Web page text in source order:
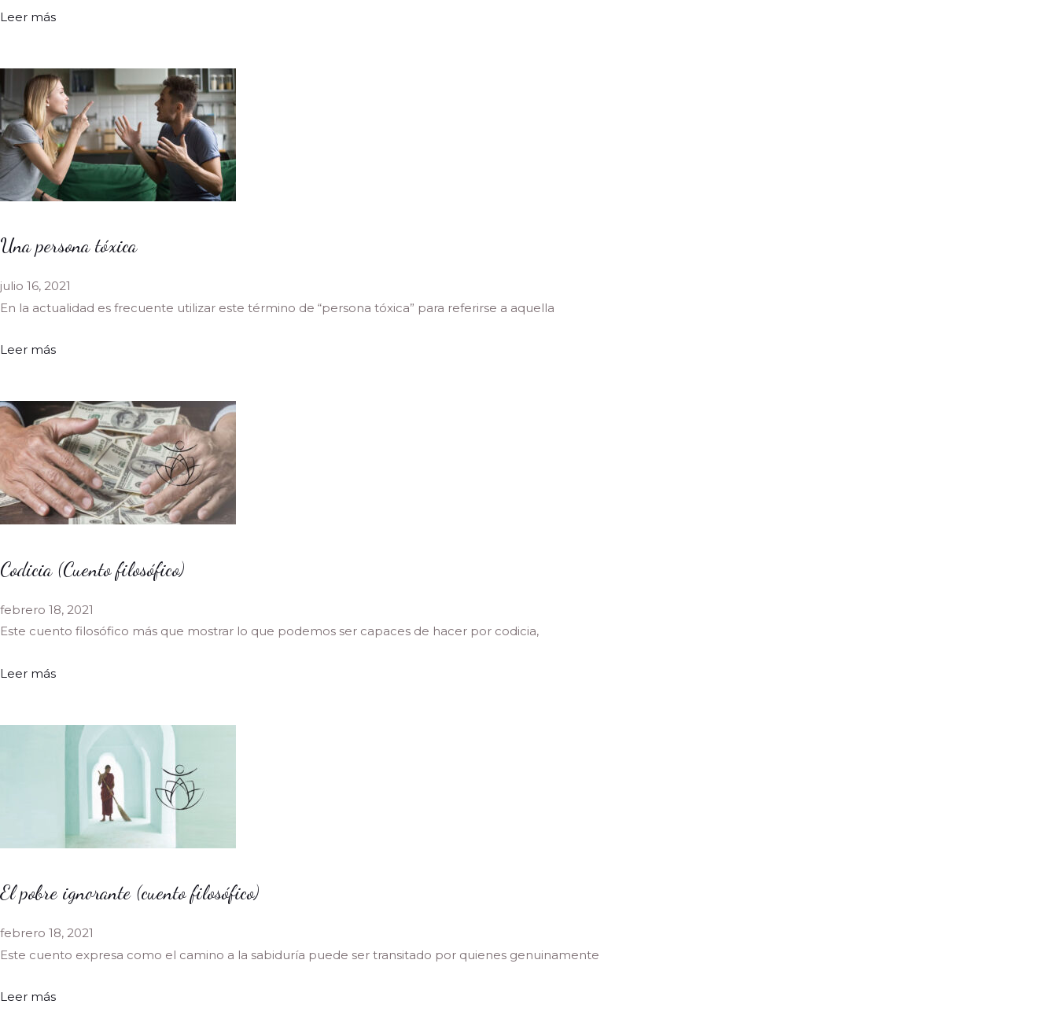
Leer más
Una persona tóxica
julio 16, 2021
En la actualidad es frecuente utilizar este término de “persona tóxica” para referirse a aquella
Leer más
Codicia (Cuento filosófico)
febrero 18, 2021
Este cuento filosófico más que mostrar lo que podemos ser capaces de hacer por codicia,
Leer más
El pobre ignorante (cuento filosófico)
febrero 18, 2021
Este cuento expresa como el camino a la sabiduría puede ser transitado por quienes genuinamente
Leer más